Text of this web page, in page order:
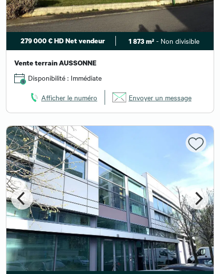
279 000 € HD Net vendeur 1 873 m² - Non divisible
Vente terrain AUSSONNE
Disponibilité : Immédiate
Afficher le numéro Envoyer un message